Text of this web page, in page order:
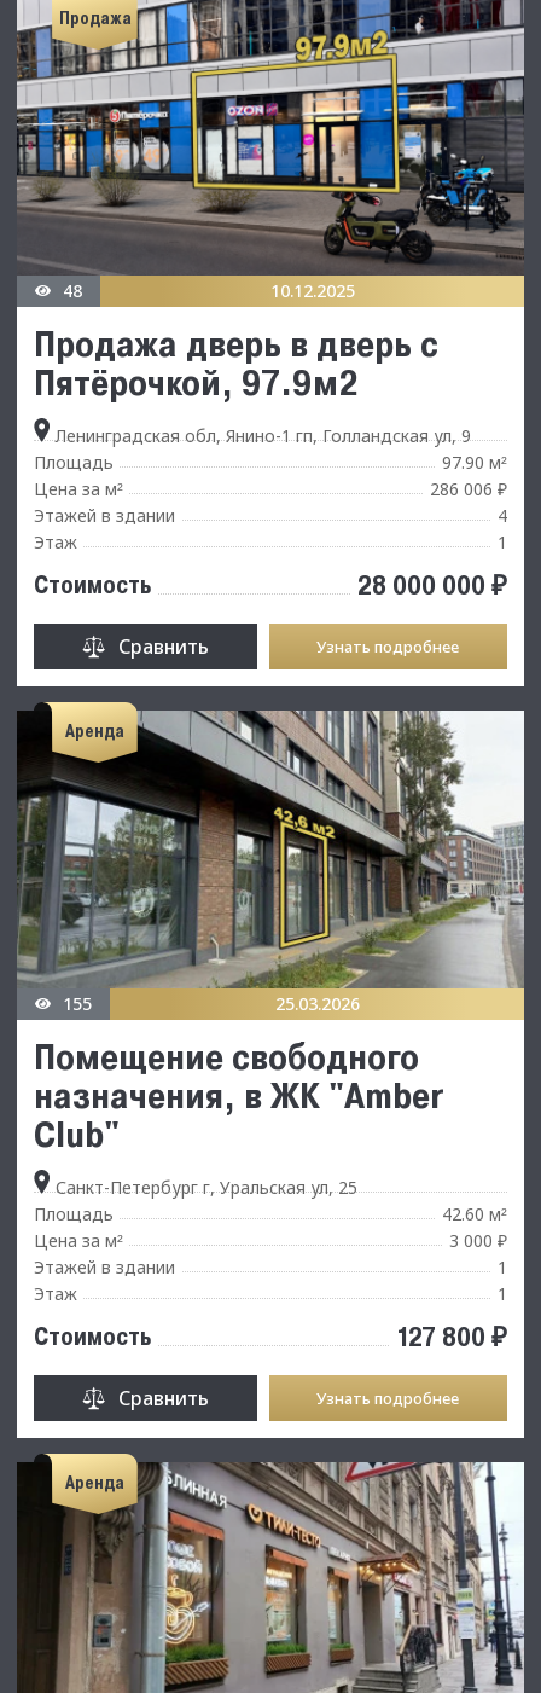
Продажа
48 10.12.2025
Продажа дверь в дверь с
Пятёрочкой, 97.9м2
Ленинградская обл, Янино-1 гп, Голландская ул, 9
Площадь
97.90 м²
Цена за м²
286 006 ₽
Этажей в здании
4
Этаж
1
Стоимость 28 000 000 ₽
Сравнить Узнать подробнее
Аренда
155 25.03.2026
Помещение свободного
назначения, в ЖК "Amber
Club"
Санкт-Петербург г, Уральская ул, 25
Площадь
42.60 м²
Цена за м²
3 000 ₽
Этажей в здании
1
Этаж
1
Стоимость 127 800 ₽
Сравнить Узнать подробнее
Аренда